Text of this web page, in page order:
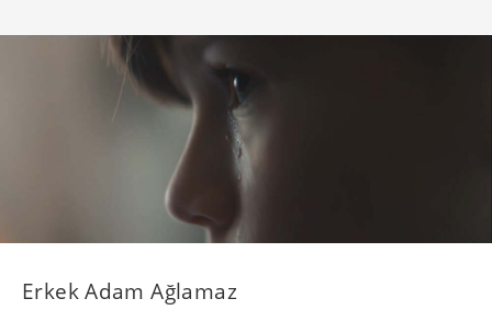
Erkek Adam Ağlamaz